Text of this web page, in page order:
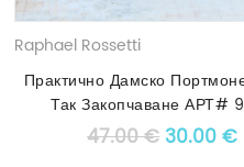
€.
е: 49.00 €.
Raphael Rossetti
Практично Дамско
Так Закопчаване АРТ#
47.00€ Original
30.00€